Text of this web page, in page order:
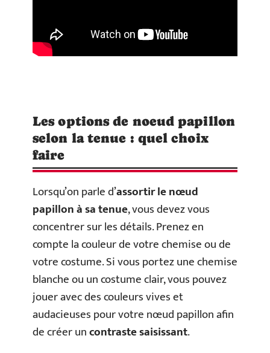
Les options de noeud papillon
selon la tenue : quel choix
faire
Lorsqu’on parle d’assortir le nœud
papillon à sa tenue, vous devez vous
concentrer sur les détails. Prenez en
compte la couleur de votre chemise ou de
votre costume. Si vous portez une chemise
blanche ou un costume clair, vous pouvez
jouer avec des couleurs vives et
audacieuses pour votre nœud papillon afin
de créer uncontraste saisissant.